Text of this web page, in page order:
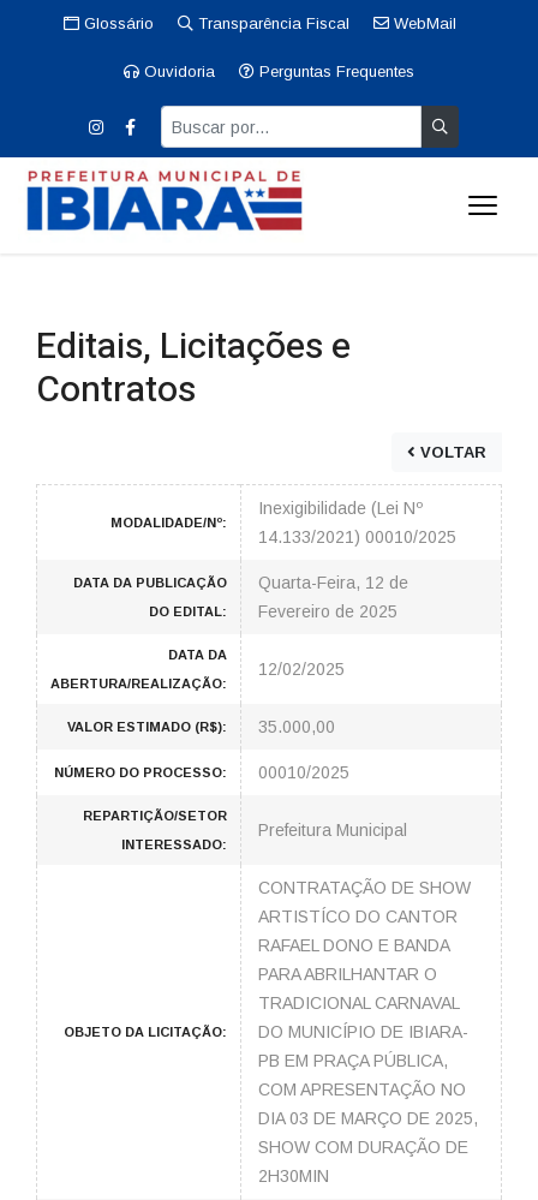
Glossário Transparência Fiscal WebMail
Ouvidoria Perguntas Frequentes
Editais, Licitações e
Contratos
VOLTAR
MODALIDADE/Nº:
Inexigibilidade (Lei Nº
14.133/2021) 00010/2025
DATA DA PUBLICAÇÃO
DO EDITAL:
Quarta-Feira, 12 de
Fevereiro de 2025
DATA DA
ABERTURA/REALIZAÇÃO:
12/02/2025
VALOR ESTIMADO (R$): 35.000,00
NÚMERO DO PROCESSO: 00010/2025
REPARTIÇÃO/SETOR
INTERESSADO:
Prefeitura Municipal
OBJETO DA LICITAÇÃO:
CONTRATAÇÃO DE SHOW
ARTISTÍCO DO CANTOR
RAFAEL DONO E BANDA
PARA ABRILHANTAR O
TRADICIONAL CARNAVAL
DO MUNICÍPIO DE IBIARA-
PB EM PRAÇA PÚBLICA,
COM APRESENTAÇÃO NO
DIA 03 DE MARÇO DE 2025,
SHOW COM DURAÇÃO DE
2H30MIN